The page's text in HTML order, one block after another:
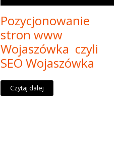
Pozycjonowanie
stron www
Wojaszówka czyli
SEO Wojaszówka
Czytaj dalej